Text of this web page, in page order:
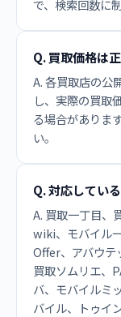
で、検索回数に
Q. 買取価格は
A. 各買取店の公
し、実際の買取
る場合がありま
い。
Q. 対応してい
A. 買取一丁目、
wiki、モバイル
Offer、アバウテ
買取ソムリエ、
バ、モバイルミ
バイル、トゥイ